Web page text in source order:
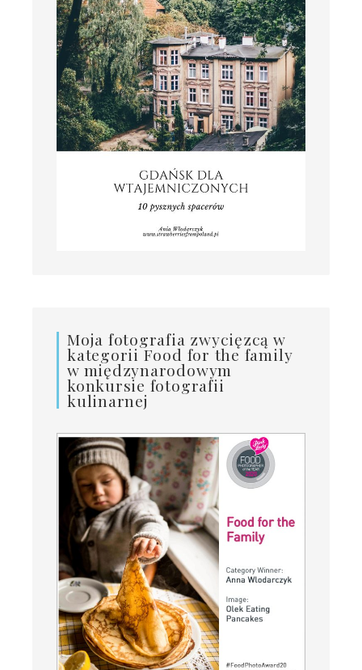
Moja fotografia zwycięzcą w
kategorii Food for the family
w międzynarodowym
konkursie fotografii
kulinarnej